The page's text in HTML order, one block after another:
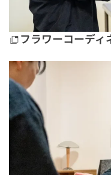
フラワーコーディ